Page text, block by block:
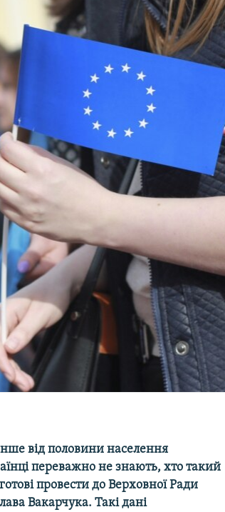
від половини населення
переважно не знають, хто такий
провести до Верховної Ради
Вакарчука. Такі дані